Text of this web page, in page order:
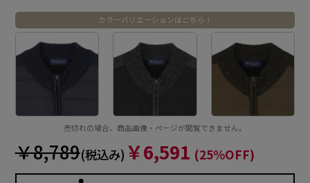
カラーバリエーションはこちら！
売切れの場合、商品画像・ページが閲覧できません。
￥8,789(税込み) ￥6,591 (25%OFF)